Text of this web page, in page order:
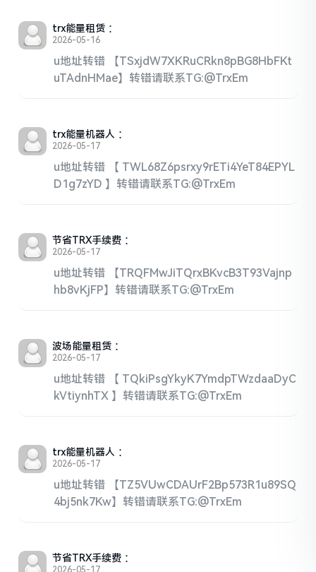
trx能量租赁 ：
2026-05-16
u地址转错 【TSxjdW7XKRuCRkn8pBG8HbFKt
uTAdnHMae】转错请联系TG:@TrxEm
trx能量机器人 ：
2026-05-17
u地址转错 【 TWL68Z6psrxy9rETi4YeT84EPYL
D1g7zYD 】转错请联系TG:@TrxEm
节省TRX手续费 ：
2026-05-17
u地址转错 【TRQFMwJiTQrxBKvcB3T93Vajnp
hb8vKjFP】转错请联系TG:@TrxEm
波场能量租赁 ：
2026-05-17
u地址转错 【 TQkiPsgYkyK7YmdpTWzdaaDyC
kVtiynhTX 】转错请联系TG:@TrxEm
trx能量机器人 ：
2026-05-17
u地址转错 【TZ5VUwCDAUrF2Bp573R1u89SQ
4bj5nk7Kw】转错请联系TG:@TrxEm
节省TRX手续费 ：
2026-05-17